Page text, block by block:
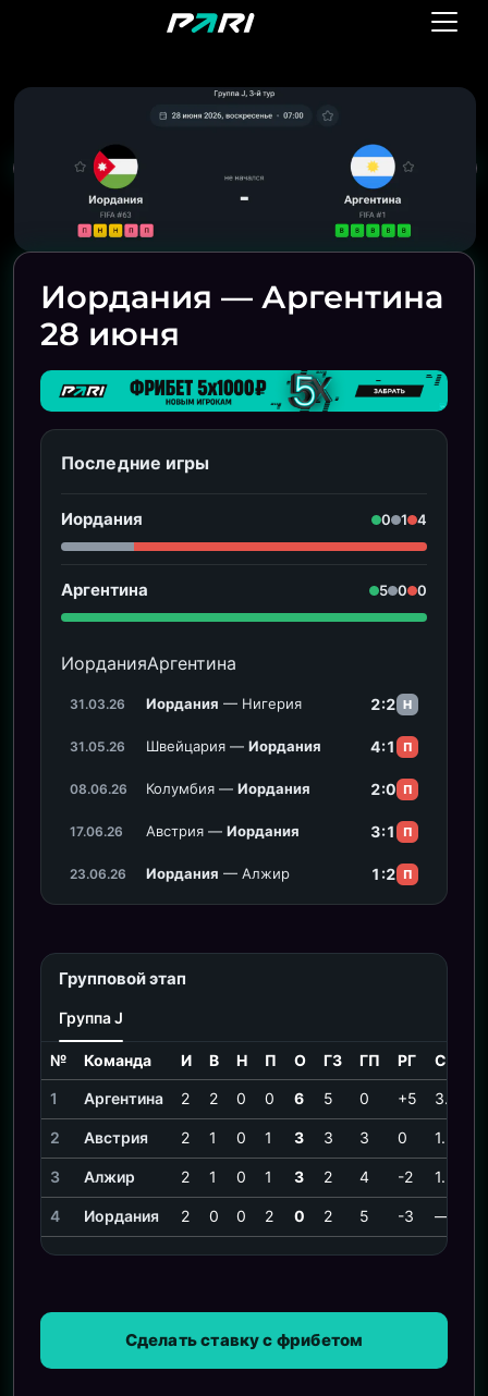
Иордания — Аргентина
28 июня
Последние игры
Иордания 0 1 4
Аргентина 5 0 0
ИорданияАргентина
31.03.26 Иордания — Нигерия 2:2 Н
31.05.26 Швейцария — Иордания 4:1 П
08.06.26 Колумбия — Иордания 2:0 П
17.06.26 Австрия — Иордания 3:1 П
23.06.26 Иордания — Алжир 1:2 П
Групповой этап
Группа J
№ Команда И В Н П О ГЗ ГП РГ СОИ
1 Аргентина 2 2 0 0 6 5 0 +5 3.00
2 Австрия 2 1 0 1 3 3 3 0 1.50
3 Алжир 2 1 0 1 3 2 4 -2 1.50
4 Иордания 2 0 0 2 0 2 5 -3 —
Сделать ставку с фрибетом